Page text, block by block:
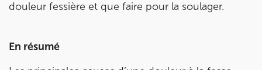
douleur fessière et que faire pour la soulager.
En résumé
Prendre rendez-vous